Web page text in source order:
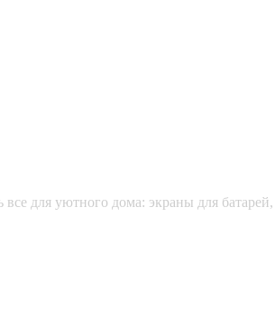
для уютного дома: экраны для